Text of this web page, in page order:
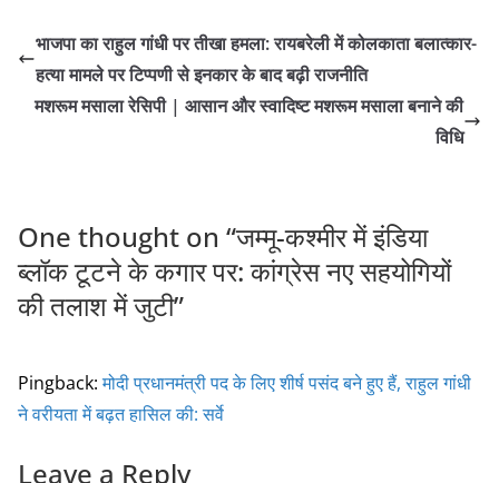
c
e
b
itt
er
ai
l
ar
e
भाजपा का राहुल गांधी पर तीखा हमला: रायबरेली में कोलकाता बलात्कार-
हत्या मामले पर टिप्पणी से इनकार के बाद बढ़ी राजनीति
मशरूम मसाला रेसिपी | आसान और स्वादिष्ट मशरूम मसाला बनाने की
विधि
One thought on “जम्मू-कश्मीर में इंडिया
ब्लॉक टूटने के कगार पर: कांग्रेस नए सहयोगियों
की तलाश में जुटी”
Pingback:मोदी प्रधानमंत्री पद के लिए शीर्ष पसंद बने हुए हैं, राहुल गांधी
ने वरीयता में बढ़त हासिल की: सर्वे
Leave a Reply